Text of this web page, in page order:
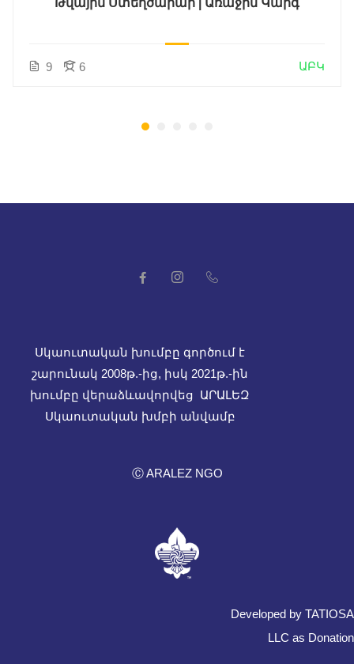
9 6 ԱԲԿ
Սկաուտական խումբը գործում է
շարունակ 2008թ.-ից, իսկ 2021թ.-ին
խումբը վերաձևավորվեց ԱՐԱԼԵԶ
Սկաուտական խմբի անվամբ
Ⓒ ARALEZ NGO
Developed by TATIOSA
LLC as Donation